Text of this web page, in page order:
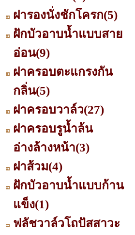
ฝารองนั่งชักโครก(5)
ฝักบัวอาบน้ำแบบสาย
อ่อน(9)
ฝาครอบตะแกรงกัน
กลิ่น(5)
ฝาครอบวาล์ว(27)
ฝาครอบรูน้ำล้น
อ่างล้างหน้า(3)
ฝาส้วม(4)
ฝักบัวอาบน้ำแบบก้าน
แข็ง(1)
ฟลัชวาล์วโถปัสสาวะ